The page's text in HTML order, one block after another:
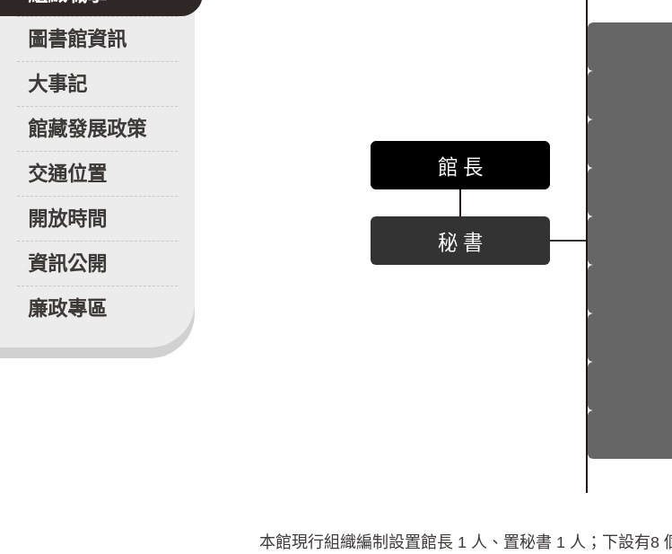
圖書館資訊
大事記
館藏發展政策
交通位置
開放時間
資訊公開
廉政專區
館 長
秘 書
本館現行組織編制設置館長 1 人、置秘書 1 人；下設有8